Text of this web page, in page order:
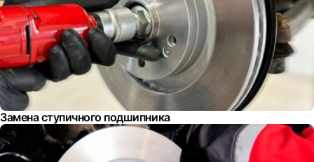
Замена ступичного подшипника